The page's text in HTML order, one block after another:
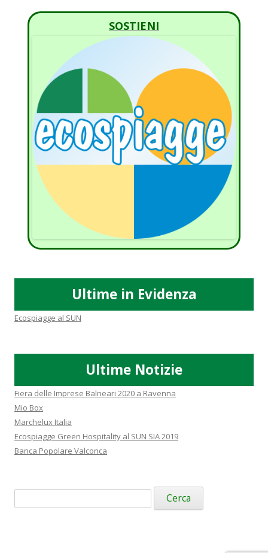
SOSTIENI
Ultime in Evidenza
Ecospiagge al SUN
Ultime Notizie
Fiera delle Imprese Balneari 2020 a Ravenna
Mio Box
Marchelux Italia
Ecospiagge Green Hospitality al SUN SIA 2019
Banca Popolare Valconca
Ricerca
per: